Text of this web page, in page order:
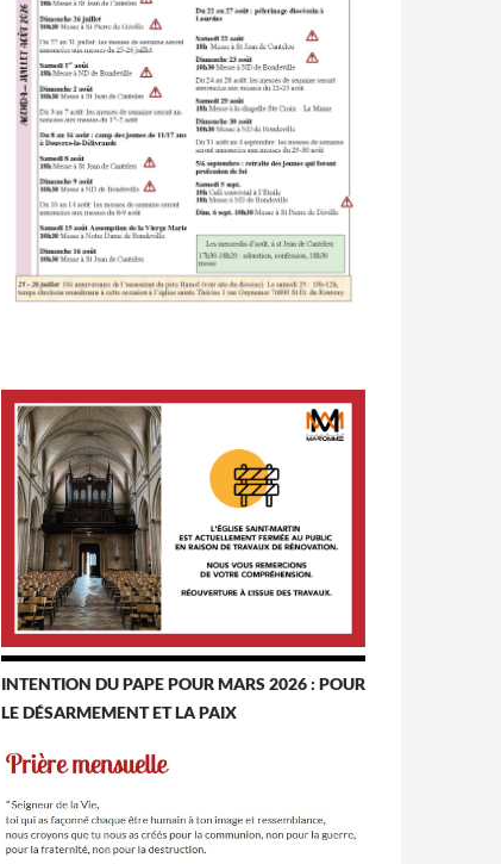
INTENTION DU PAPE POUR MARS 2026 : POUR
LE DÉSARMEMENT ET LA PAIX